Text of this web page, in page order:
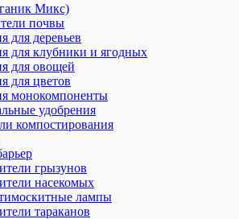
Микс)
почвы
для деревьев
для клубники и ягодных
для овощей
для цветов
монокомпоненты
удобрения
компостирования
грызунов
насекомых
лампы
тараканов